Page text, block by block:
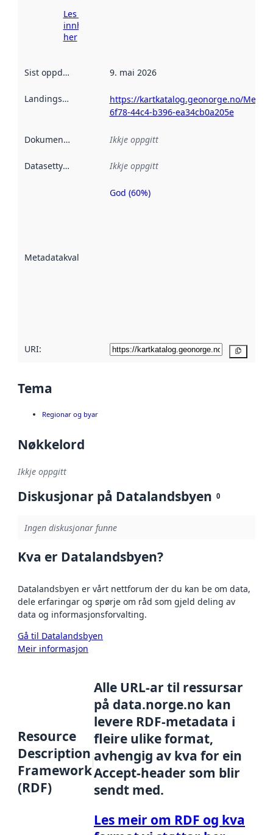
Les meir om
innhenting
her
Sist oppdatert 9. mai 2026
Landingsside
https://kartkatalog.geonorge.no/
6f78-44c4-b396-ea34cb0a205e
Dokumentasjon Ikkje oppgitt
Datasettype Ikkje oppgitt
Metadatakvalitet
Metadatakvalitet
God (60%)
URI:
Tema
Regionar og byar
Nøkkelord
Ikkje oppgitt
Diskusjonar på Datalandsbyen 0
Ingen diskusjonar funne
Kva er Datalandsbyen?
Datalandsbyen er vårt nettforum der du kan be om data,
dele erfaringar og spørje om råd som gjeld deling av
data og informasjonsforvalting.
Gå til Datalandsbyen
Meir informasjon
Resource
Description
Framework
(RDF)
Alle URL-ar til ressursar
på data.norge.no kan
levere RDF-metadata i
fleire ulike format,
avhengig av kva for ein
Accept-header som blir
sendt med.
Les meir om RDF og kva